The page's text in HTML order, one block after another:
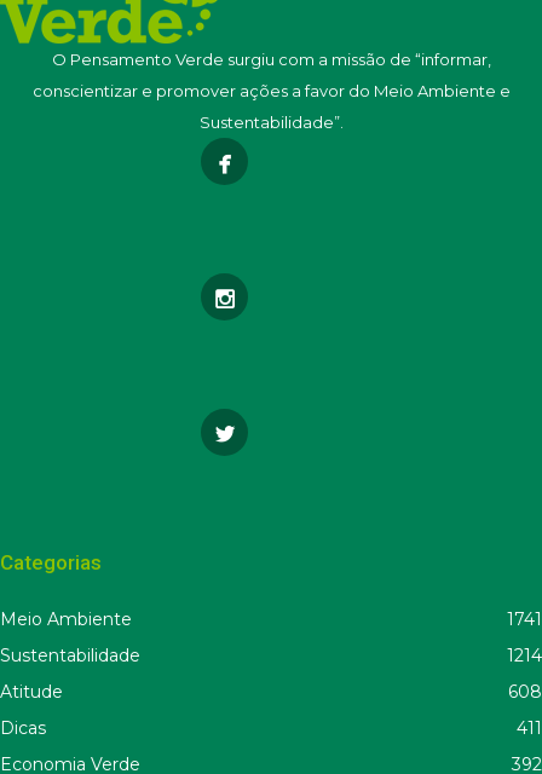
O Pensamento Verde surgiu com a missão de “informar,
conscientizar e promover ações a favor do Meio Ambiente e
Sustentabilidade”.
Categorias
Meio Ambiente
1741
Sustentabilidade
1214
Atitude
608
Dicas
411
Economia Verde
392